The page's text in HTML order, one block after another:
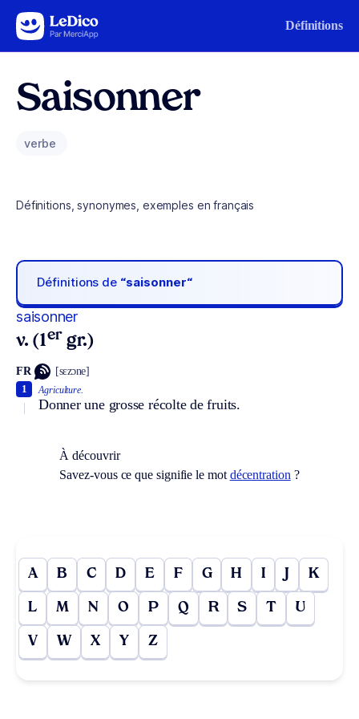
Aller au contenu Définitions
Saisonner
verbe
Définitions, synonymes, exemples en français
Définitions de “saisonner“
saisonner
v. (1er gr.)
FR [sɛzɔne]
Agriculture.
Donner une grosse récolte de fruits.
1
À découvrir
Savez-vous ce que signifie le mot décentration ?
A B C D E F G H I J K
L M N O P Q R S T U
V W X Y Z